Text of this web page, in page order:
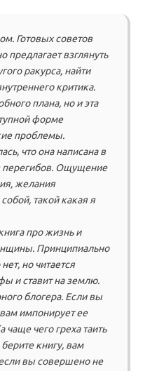
Готовых советов
предлагает взглянуть
ракурса, найти
критика.
плана, но и эта
форме
проблемы.
что она написана в
перегибов. Ощущение
желания
такой какая я
про жизнь и
Принципиально
но читается
и ставит на землю.
блогера. Если вы
импонирует ее
чего греха таить
книгу, вам
вы совершено не